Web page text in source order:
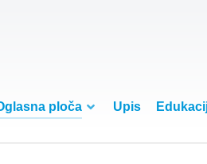
ploča Upis